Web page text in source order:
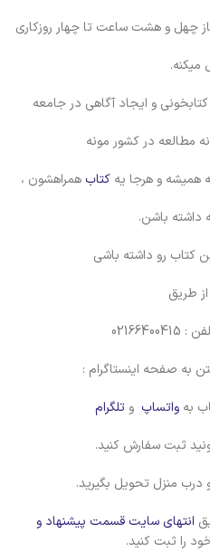
چهل و هشت ساعت تا چهار روزکاری
میکنه.
و ایجاد آگاهی در جامعه
مطالعه در کشور مونه
همیشه و هرجا یهکتابهمراهشون ،
داشته باشن.
کتاب رو داشته باشی
طریق
به صفحه اینستاگرام :
بهواتساپ وتلگرام
ثبت سفارش کنید.
درب منزل تحویل بگیرید.
انتهای سایت قسمت پیشنهاد و
را ثبت کنید.